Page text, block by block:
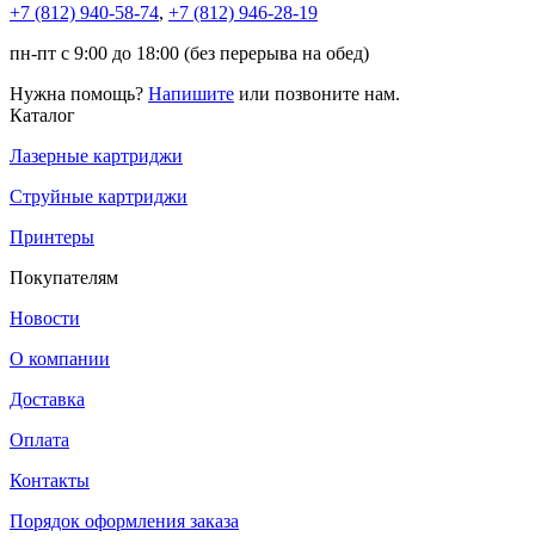
+7 (812) 940-58-74, +7 (812) 946-28-19
пн-пт с 9:00 до 18:00 (без перерыва на обед)
Нужна помощь? Напишите или позвоните нам.
Каталог
Лазерные картриджи
Струйные картриджи
Принтеры
Покупателям
Новости
О компании
Доставка
Оплата
Контакты
Порядок оформления заказа